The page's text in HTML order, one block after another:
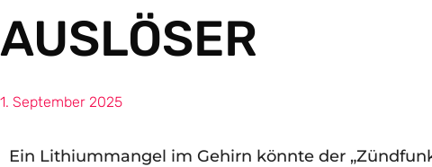
AUSLÖSER
1. September 2025
Ein Lithiummangel im Gehirn könnte der